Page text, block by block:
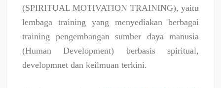
(SPIRITUAL MOTIVATION TRAINING), yaitu
lembaga training yang menyediakan berbagai
training pengembangan sumber daya manusia
(Human Development) berbasis spiritual,
developmnet dan keilmuan terkini.